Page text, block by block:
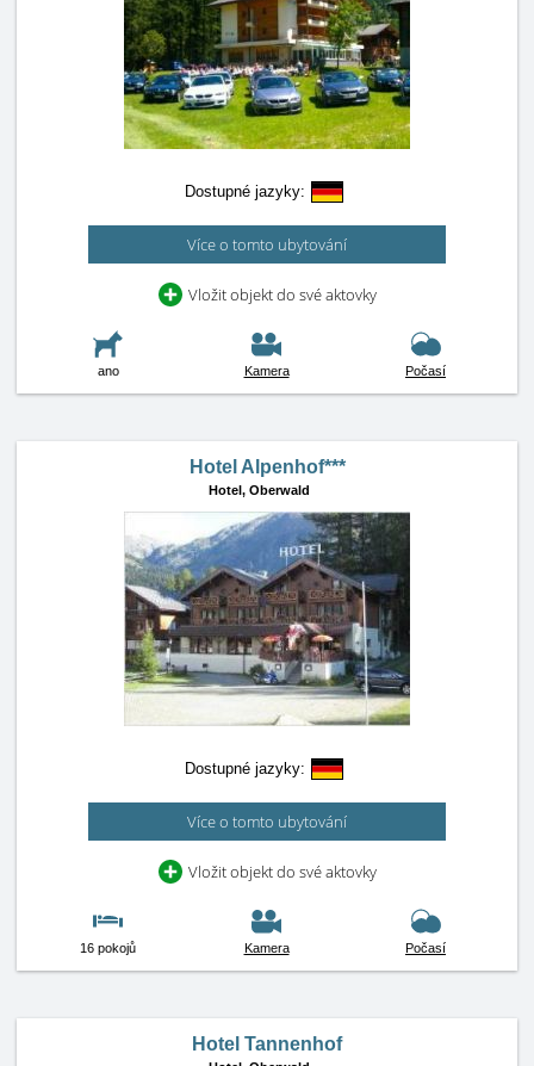
Dostupné jazyky:
Více o tomto ubytování
Vložit objekt do své aktovky
ano Kamera Počasí
Hotel Alpenhof***
Hotel, Oberwald
Dostupné jazyky:
Více o tomto ubytování
Vložit objekt do své aktovky
16 pokojů Kamera Počasí
Hotel Tannenhof